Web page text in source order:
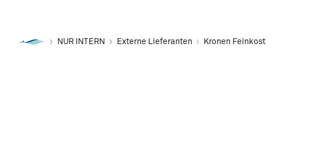
NUR INTERN Externe Lieferanten Kronen Feinkost